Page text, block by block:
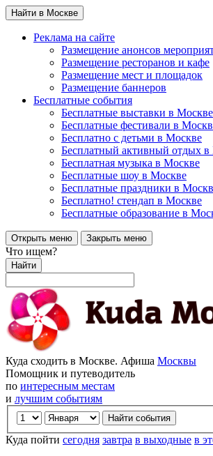
Найти в Москве
Реклама на сайте
Размещение анонсов
Размещение ресторанов и кафе
Размещение мест и площадок
Размещение баннеров
Бесплатные события
Бесплатные выставки в Москве
Бесплатные фестивали в
Бесплатно с детьми в Москве
Бесплатный активный отдых
Бесплатная музыка в Москве
Бесплатные шоу в Москве
Бесплатные праздники в
Бесплатно! стендап в Москве
Бесплатные образование в
Открыть меню Закрыть меню
Что ищем?
Найти
Куда сходить в Москве. Афиша Москвы
Помощник и путеводитель
по интересным местам
и лучшим событиям
Куда пойти сегодня завтра в выходные в